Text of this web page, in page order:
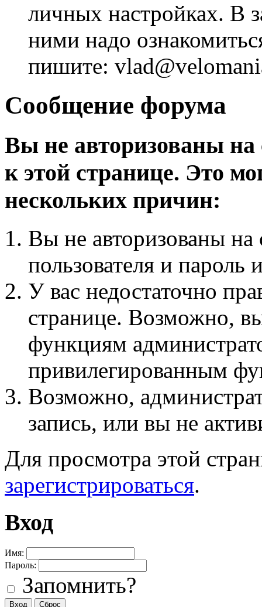
личных настройках. В
ними надо
пишите:
Сообщение форума
Вы не авторизованы на
к этой странице. Это
нескольких причин:
Вы не авторизованы на
пользователя и пароль
У вас недостаточно
странице. Возможно,
функциям
привилегированным
Возможно,
запись, или вы не
Для просмотра этой
зарегистрироваться.
Вход
Имя:
Пароль:
Запомнить?